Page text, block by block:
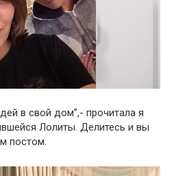
в свой дом”,- прочитала я
Лолиты. Делитесь и вы
постом.